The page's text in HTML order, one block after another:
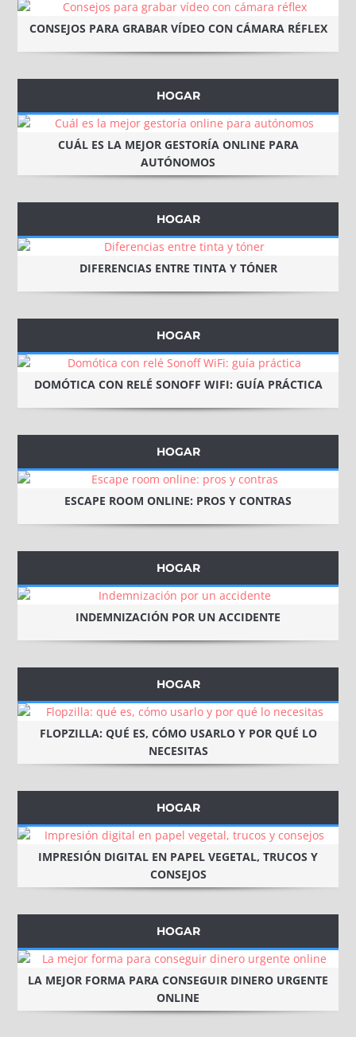
CONSEJOS PARA GRABAR VÍDEO CON CÁMARA RÉFLEX
HOGAR
CUÁL ES LA MEJOR GESTORÍA ONLINE PARA
AUTÓNOMOS
HOGAR
DIFERENCIAS ENTRE TINTA Y TÓNER
HOGAR
DOMÓTICA CON RELÉ SONOFF WIFI: GUÍA PRÁCTICA
HOGAR
ESCAPE ROOM ONLINE: PROS Y CONTRAS
HOGAR
INDEMNIZACIÓN POR UN ACCIDENTE
HOGAR
FLOPZILLA: QUÉ ES, CÓMO USARLO Y POR QUÉ LO
NECESITAS
HOGAR
IMPRESIÓN DIGITAL EN PAPEL VEGETAL, TRUCOS Y
CONSEJOS
HOGAR
LA MEJOR FORMA PARA CONSEGUIR DINERO URGENTE
ONLINE